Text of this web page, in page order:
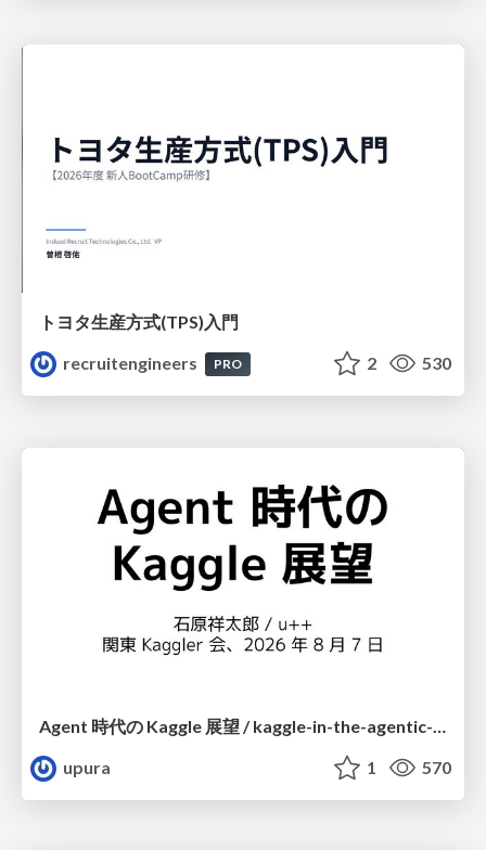
トヨタ⽣産⽅式(TPS)⼊⾨
recruitengineers
PRO 2 530
upura
1 570